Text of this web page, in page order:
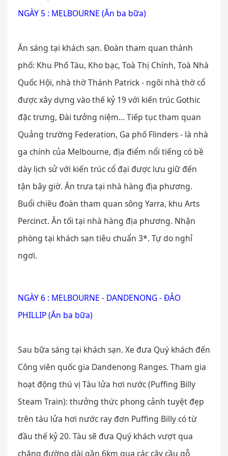
NGÀY 5 : MELBOURNE (Ăn ba bữa)
Ăn sáng tại khách sạn. Đoàn tham quan thành
phố: Khu Phố Tàu, Kho bạc, Toà Thị Chính, Toà Nhà
Quốc Hội, nhà thờ Thánh Patrick - ngôi nhà thờ cổ
được xây dựng vào thế kỷ 19 với kiến trúc Gothic
đặc trưng, Đài tưởng niệm… Tiếp tục tham quan
Quảng trường Federation, Ga phố Flinders - là nhà
ga chính của Melbourne, địa điểm nổi tiếng có bề
dày lịch sử với kiến trúc cổ đại được lưu giữ đến
tận bây giờ. Ăn trưa tại nhà hàng địa phương.
Buổi chiều đoàn tham quan sông Yarra, khu Arts
Percinct. Ăn tối tại nhà hàng địa phương. Nhận
phòng tại khách sạn tiêu chuẩn 3*. Tự do nghỉ
ngơi.
NGÀY 6 : MELBOURNE - DANDENONG - ĐẢO
PHILLIP (Ăn ba bữa)
Sau bữa sáng tại khách sạn. Xe đưa Quý khách đến
Công viên quốc gia Dandenong Ranges. Tham gia
hoạt động thú vị Tàu lửa hơi nước (Puffing Billy
Steam Train): thưởng thức phong cảnh tuyệt đẹp
trên tàu lửa hơi nước ray đơn Puffing Billy có từ
đầu thế kỷ 20. Tàu sẽ đưa Quý khách vượt qua
chặng đường dài gần 6km qua các cây cầu gỗ